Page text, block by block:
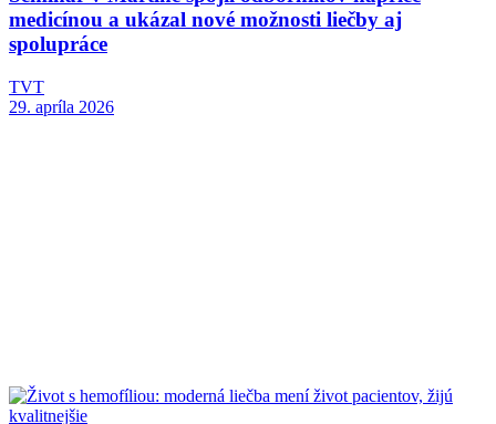
medicínou a ukázal nové možnosti liečby aj
spolupráce
TVT
29. apríla 2026